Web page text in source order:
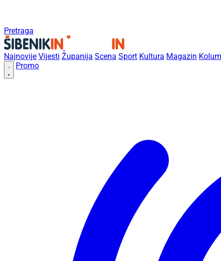
Pretraga
Najnovije Vijesti Županija Scena Sport Kultura Magazin
Promo